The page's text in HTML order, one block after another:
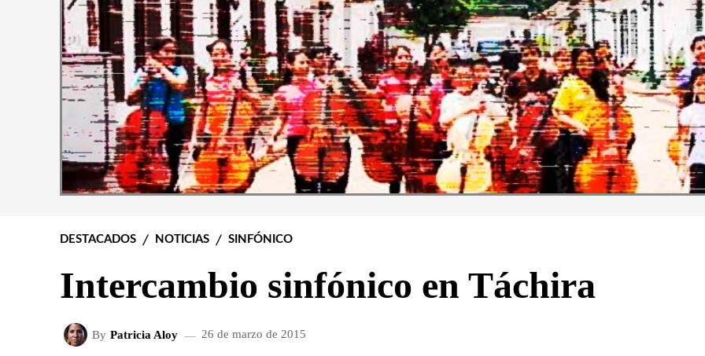
DESTACADOS NOTICIAS SINFÓNICO
Intercambio sinfónico en Táchira
By Patricia Aloy 26 de marzo de 2015